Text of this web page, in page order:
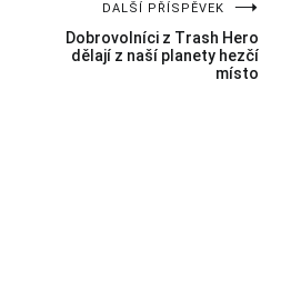
DALŠÍ PŘÍSPĚVEK
Dobrovolníci z Trash Hero
dělají z naší planety hezčí
místo